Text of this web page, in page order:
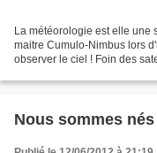
La météorologie est elle une
maitre Cumulo-Nimbus lors
observer le ciel ! Foin des
Nous sommes